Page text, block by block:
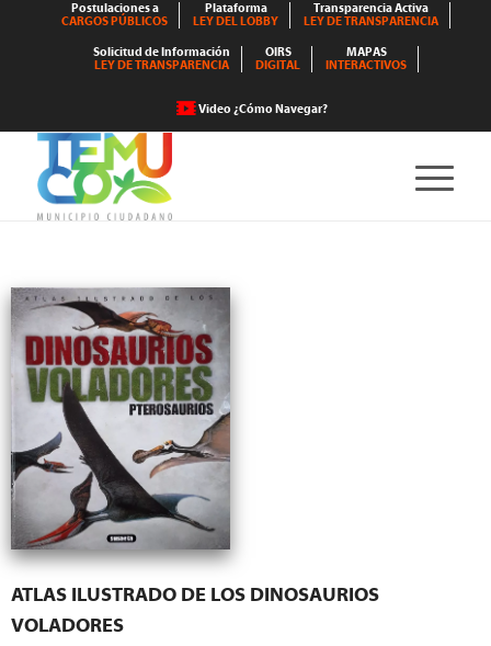
Postulaciones a
CARGOS PÚBLICOS
Plataforma
LEY DEL LOBBY
Transparencia Activa
LEY DE TRANSPARENCIA
Solicitud de Información
LEY DE TRANSPARENCIA
OIRS
DIGITAL
MAPAS
INTERACTIVOS
Video ¿Cómo Navegar?
ATLAS ILUSTRADO DE LOS DINOSAURIOS
VOLADORES